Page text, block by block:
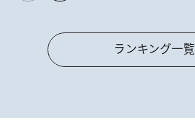
ランキング一覧